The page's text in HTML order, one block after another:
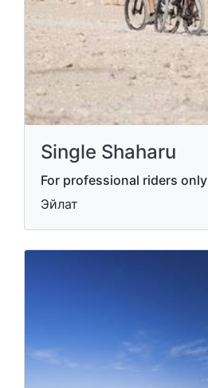
Single Shaharu
For professional riders only
Эйлат